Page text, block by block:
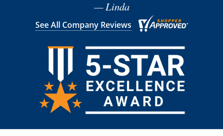
Módulo 1: Introducción a la Conducción Segura
Módulo 2: Conducción Dentro del Sistema de Transporte por
Carretera
— Linda
See All Company Reviews